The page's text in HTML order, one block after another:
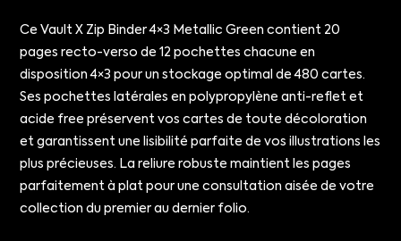
Ce Vault X Zip Binder 4×3 Metallic Green contient 20
pages recto-verso de 12 pochettes chacune en
disposition 4×3 pour un stockage optimal de 480 cartes.
Ses pochettes latérales en polypropylène anti-reflet et
acide free préservent vos cartes de toute décoloration
et garantissent une lisibilité parfaite de vos illustrations les
plus précieuses. La reliure robuste maintient les pages
parfaitement à plat pour une consultation aisée de votre
collection du premier au dernier folio.